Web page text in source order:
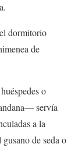
dormitorio
de
o
servía
a la
de seda o